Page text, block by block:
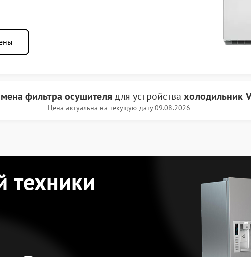
фильтра осушителя для устройствахолодильник
Цена актуальна на текущую дату 09.08.2026
техники